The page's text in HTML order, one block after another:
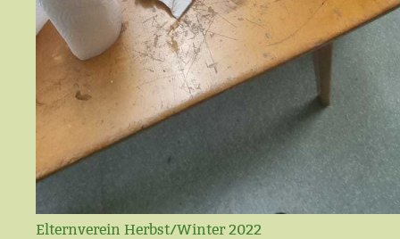
Elternverein Herbst/Winter 2022